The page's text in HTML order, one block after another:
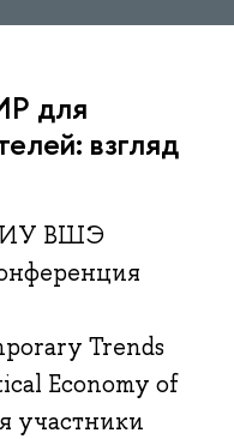
для
взгляд
ВШЭ
Trends
Economy of
участники